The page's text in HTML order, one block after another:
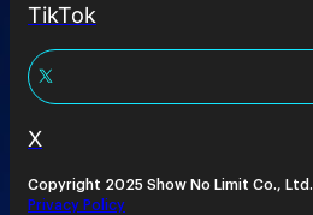
TikTok
X
Copyright 2025 Show No Limit Co., Ltd.
Privacy Policy